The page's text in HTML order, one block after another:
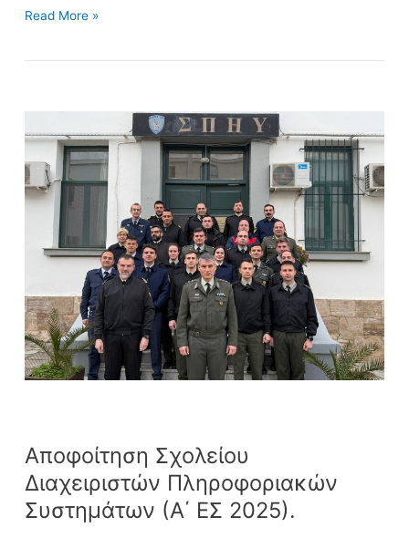
Read More »
Αποφοίτηση Σχολείου
Διαχειριστών Πληροφοριακών
Συστημάτων (Α΄ ΕΣ 2025).
Σχολείου
Διαχειριστών
Πληροφοριακών
Συστημάτων
2025).